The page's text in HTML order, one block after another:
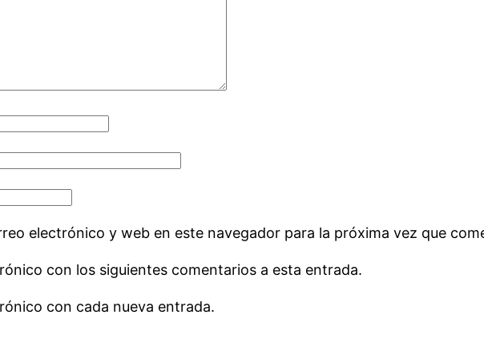
electrónico y web en este navegador para la próxima vez que
con los siguientes comentarios a esta entrada.
con cada nueva entrada.